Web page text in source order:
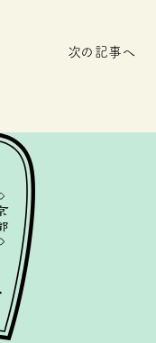
次の記事へ